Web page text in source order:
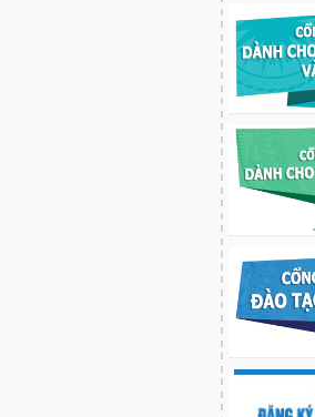
03:41 08/07/
GIAO LƯU
GIỮA
CÔNG
HỌC
HỌC
THÔNG
NHIÊN
02:22 23/07/
Nghiên
hướng vật
từ kế và vật
9:33 sáng